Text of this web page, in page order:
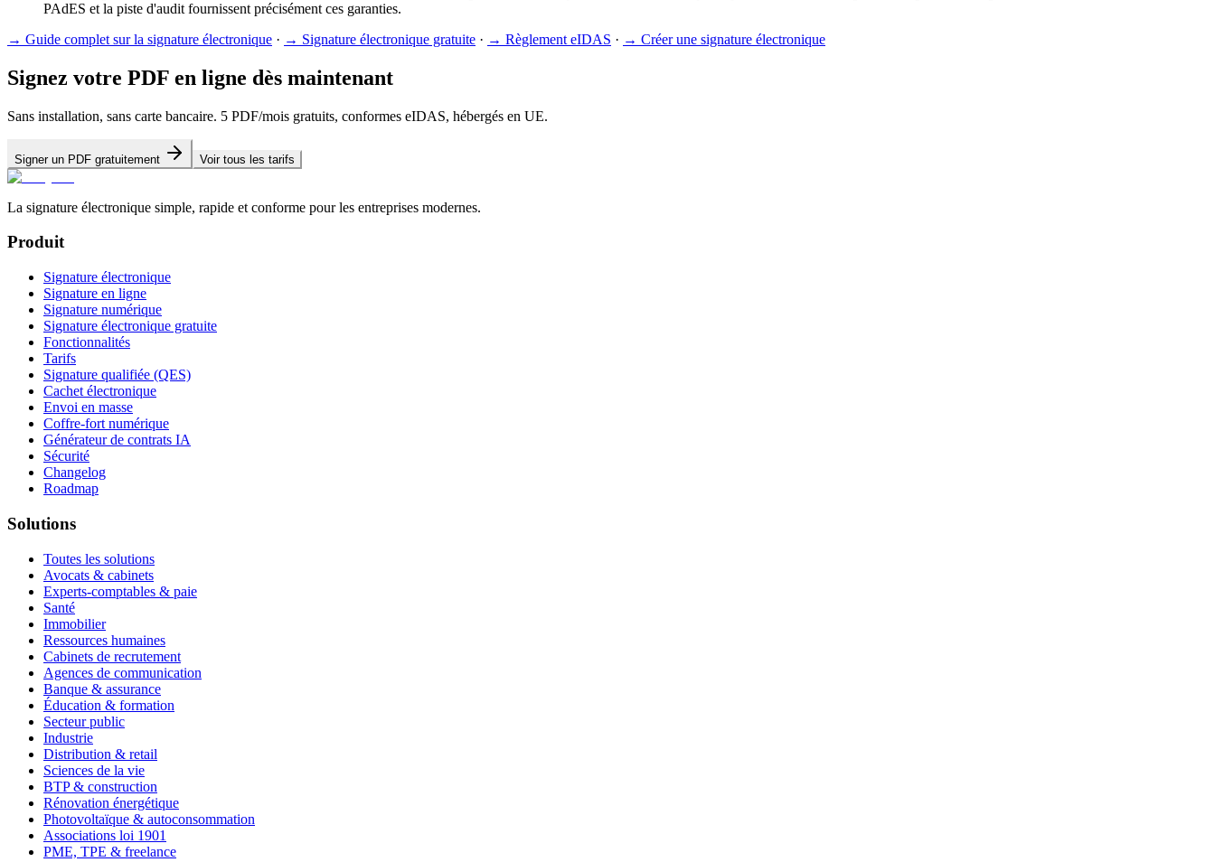
PAdES et la piste d'audit fournissent précisément ces garanties.
→ Guide complet sur la signature électronique · → Signature électronique gratuite · → Règlement eIDAS · → Créer une signature électronique
Signez votre PDF en ligne dès maintenant
Sans installation, sans carte bancaire. 5 PDF/mois gratuits, conformes eIDAS, hébergés en UE.
Signer un PDF gratuitement Voir tous les tarifs
La signature électronique simple, rapide et conforme pour les entreprises modernes.
Produit
Signature électronique
Signature en ligne
Signature numérique
Signature électronique gratuite
Fonctionnalités
Tarifs
Signature qualifiée (QES)
Cachet électronique
Envoi en masse
Coffre-fort numérique
Générateur de contrats IA
Sécurité
Changelog
Roadmap
Solutions
Toutes les solutions
Avocats & cabinets
Experts-comptables & paie
Santé
Immobilier
Ressources humaines
Cabinets de recrutement
Agences de communication
Banque & assurance
Éducation & formation
Secteur public
Industrie
Distribution & retail
Sciences de la vie
BTP & construction
Rénovation énergétique
Photovoltaïque & autoconsommation
Associations loi 1901
PME, TPE & freelance